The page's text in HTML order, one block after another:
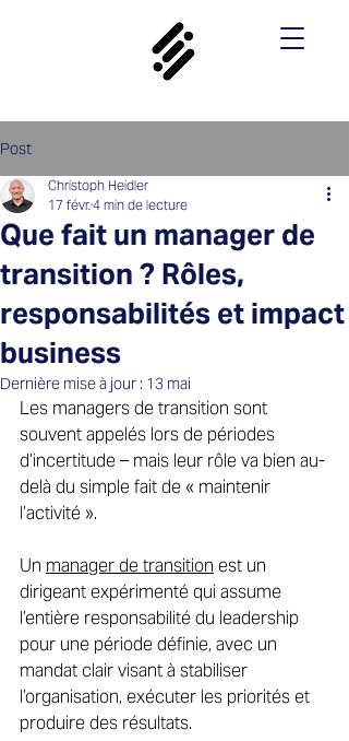
Post
Que fait un manager de
transition ? Rôles,
responsabilités et impact
business
Christoph Heidler
17 févr.4 min de lecture
Dernière mise à jour : 13 mai
Les managers de transition sont
souvent appelés lors de périodes
d’incertitude – mais leur rôle va bien au-
delà du simple fait de « maintenir
l’activité ».
Un manager de transition est un
dirigeant expérimenté qui assume
l’entière responsabilité du leadership
pour une période définie, avec un
mandat clair visant à stabiliser
l’organisation, exécuter les priorités et
produire des résultats.